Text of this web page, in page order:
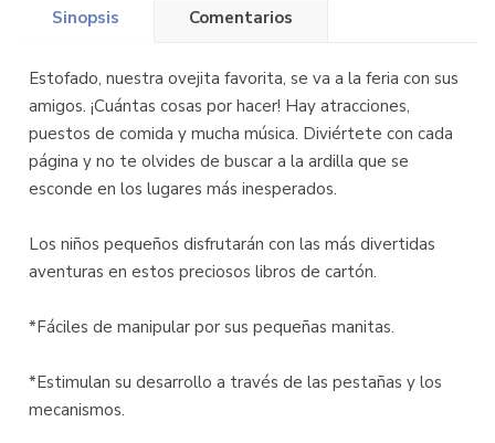
Sinopsis Comentarios
Estofado, nuestra ovejita favorita, se va a la feria con sus
amigos. ¡Cuántas cosas por hacer! Hay atracciones,
puestos de comida y mucha música. Diviértete con cada
página y no te olvides de buscar a la ardilla que se
esconde en los lugares más inesperados.
Los niños pequeños disfrutarán con las más divertidas
aventuras en estos preciosos libros de cartón.
*Fáciles de manipular por sus pequeñas manitas.
*Estimulan su desarrollo a través de las pestañas y los
mecanismos.